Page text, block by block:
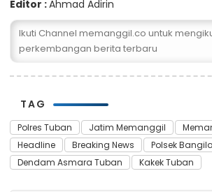
Editor :Ahmad Adirin
Ikuti Channel memanggil.co untuk
perkembangan berita terbaru
TAG
Polres Tuban Jatim Memanggil
Headline
Breaking News
Polsek
Dendam Asmara Tuban
Kakek Tuban